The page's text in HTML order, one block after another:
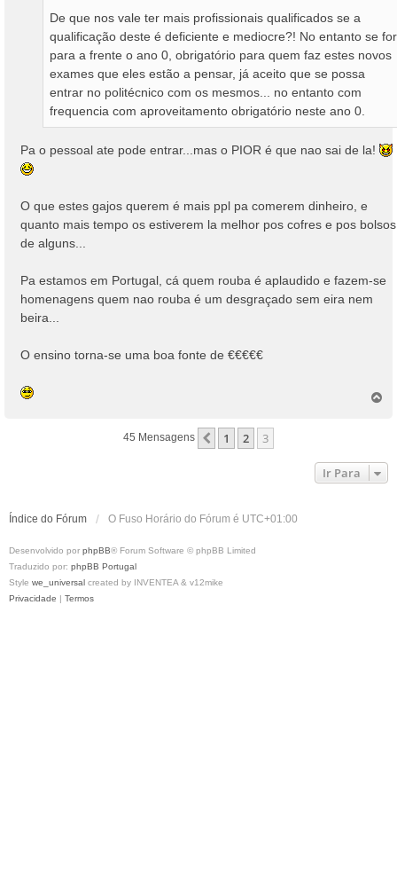
De que nos vale ter mais profissionais qualificados se a
qualificação deste é deficiente e mediocre?! No entanto se for
para a frente o ano 0, obrigatório para quem faz estes novos
exames que eles estão a pensar, já aceito que se possa
entrar no politécnico com os mesmos... no entanto com
frequencia com aproveitamento obrigatório neste ano 0.
Pa o pessoal ate pode entrar...mas o PIOR é que nao sai de la!
O que estes gajos querem é mais ppl pa comerem dinheiro, e
quanto mais tempo os estiverem la melhor pos cofres e pos bolsos
de alguns...
Pa estamos em Portugal, cá quem rouba é aplaudido e fazem-se
homenagens quem nao rouba é um desgraçado sem eira nem
beira...
O ensino torna-se uma boa fonte de €€€€€
45 Mensagens Anterior
1 2 3
Ir Para
Índice do Fórum O Fuso Horário do Fórum é UTC+01:00
Desenvolvido por phpBB® Forum Software © phpBB Limited
Traduzido por: phpBB Portugal
Style we_universal created by INVENTEA & v12mike
Privacidade | Termos